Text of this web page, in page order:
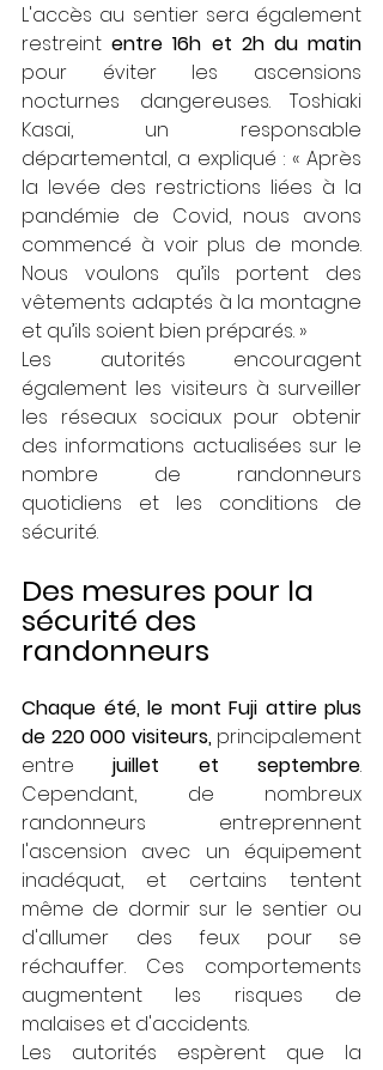
L'accès au sentier sera également
restreint
pour éviter les ascensions
nocturnes dangereuses. Toshiaki
Kasai, un responsable
départemental, a expliqué : « Après
la levée des restrictions liées à la
pandémie de Covid, nous avons
commencé à voir plus de monde.
Nous voulons qu’ils portent des
vêtements adaptés à la montagne
et qu’ils soient bien préparés. »
Les autorités encouragent
également les visiteurs à surveiller
les réseaux sociaux pour obtenir
des informations actualisées sur le
nombre de randonneurs
quotidiens et les conditions de
sécurité.
Des mesures pour la
sécurité des
randonneurs
Chaque été, le mont Fuji attire plus
de 220 000 visiteurs, principalement
entre juillet et septembre.
Cependant, de nombreux
randonneurs entreprennent
l'ascension avec un équipement
inadéquat, et certains tentent
même de dormir sur le sentier ou
d'allumer des feux pour se
réchauffer. Ces comportements
augmentent les risques de
malaises et d'accidents.
Les autorités espèrent que la